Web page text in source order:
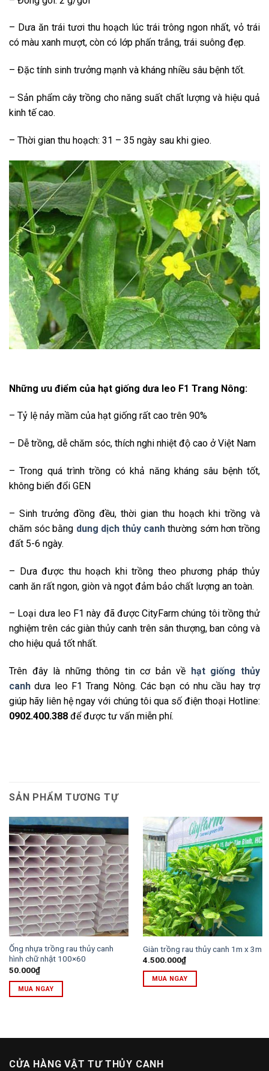
– Dưa ăn trái tươi thu hoạch lúc trái trông ngon nhất, vỏ trái
có màu xanh mượt, còn có lớp phấn trắng, trái suông đẹp.
– Đặc tính sinh trưởng mạnh và kháng nhiều sâu bệnh tốt.
– Sản phẩm cây trồng cho năng suất chất lượng và hiệu quả
kinh tế cao.
– Thời gian thu hoạch: 31 – 35 ngày sau khi gieo.
Những ưu điểm của hạt giống dưa leo F1 Trang Nông:
– Tỷ lệ nảy mầm của hạt giống rất cao trên 90%
– Dễ trồng, dễ chăm sóc, thích nghi nhiệt độ cao ở Việt Nam
– Trong quá trình trồng có khả năng kháng sâu bệnh tốt,
không biến đổi GEN
– Sinh trưởng đồng đều, thời gian thu hoạch khi trồng và
chăm sóc bằng dung dịch thủy canh thường sớm hơn trồng
đất 5-6 ngày.
– Dưa được thu hoạch khi trồng theo phương pháp thủy
canh ăn rất ngon, giòn và ngọt đảm bảo chất lượng an toàn.
– Loại dưa leo F1 này đã được CityFarm chúng tôi trồng thử
nghiệm trên các giàn thủy canh trên sân thượng, ban công và
cho hiệu quả tốt nhất.
Trên đây là những thông tin cơ bản về hạt giống thủy
canh dưa leo F1 Trang Nông. Các bạn có nhu cầu hay trợ
giúp hãy liên hệ ngay với chúng tôi qua số điện thoại Hotline:
0902.400.388 để được tư vấn miễn phí.
SẢN PHẨM TƯƠNG TỰ
Ống nhựa trồng rau thủy canh
hình chữ nhật 100×60
50.000₫
MUA NGAY
Giàn trồng rau thủy canh 1m x 3m
4.500.000₫
MUA NGAY
CỬA HÀNG VẬT TƯ THỦY CANH